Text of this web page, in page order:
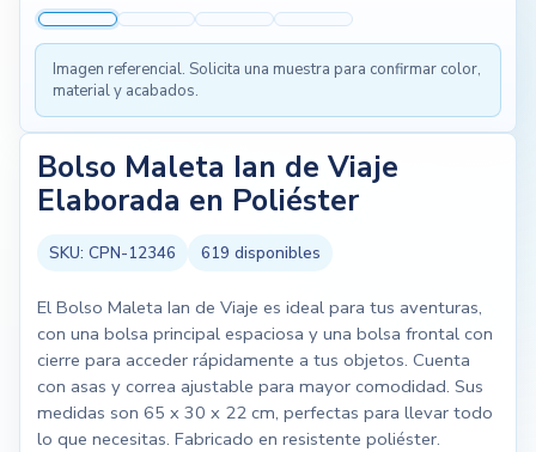
Imagen referencial. Solicita una muestra para confirmar color,
material y acabados.
Bolso Maleta Ian de Viaje
Elaborada en Poliéster
SKU: CPN-12346 619 disponibles
El Bolso Maleta Ian de Viaje es ideal para tus aventuras,
con una bolsa principal espaciosa y una bolsa frontal con
cierre para acceder rápidamente a tus objetos. Cuenta
con asas y correa ajustable para mayor comodidad. Sus
medidas son 65 x 30 x 22 cm, perfectas para llevar todo
lo que necesitas. Fabricado en resistente poliéster.